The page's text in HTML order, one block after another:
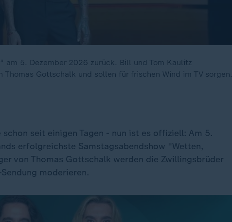
am 5. Dezember 2026 zurück. Bill und Tom Kaulitz
Thomas Gottschalk und sollen für frischen Wind im TV sorgen.
seit einigen Tagen - nun ist es offiziell: Am 5.
erfolgreichste Samstagsabendshow "Wetten,
von Thomas Gottschalk werden die Zwillingsbrüder
moderieren.